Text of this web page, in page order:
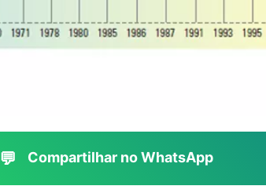
💬 Compartilhar no WhatsApp